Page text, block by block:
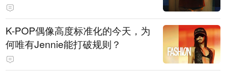
K-POP偶像高度标准化的今天，为
何唯有Jennie能打破规则？